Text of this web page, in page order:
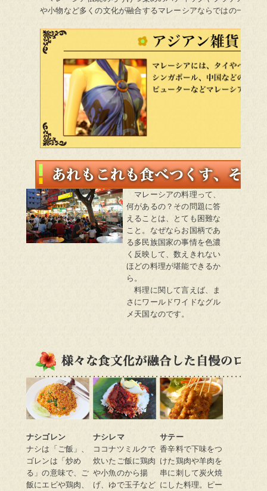
や小物など多くの文化が融合するマレーシアならではの一品を
あれもこれも食べつくす、それがマレー・
マレーシアの料理って、
何があるの？その問題に答
えることは、とても困難な
こと。なぜならお国柄であ
る多民族国家の事情を色濃
く反映して、数えきれない
ほどの料理が堪能できるか
ら。
料理に関して言えば、ま
さにワールドワイドなグル
メ天国なのです。
様々な食文化が融合した自慢のローカルフ
ナシゴレン
ナシは「ご飯」、
ゴレンは「炒め
る」の意味で、ご
飯にエビや鶏肉、
ナシレマ
ココナツミルクで
炊いたご飯に鶏肉
や小魚のから揚
げ、ゆで玉子など
サテー
香辛料で下味をつ
けた鶏肉や羊肉を
串に刺して炭火焼
にした料理。ピー